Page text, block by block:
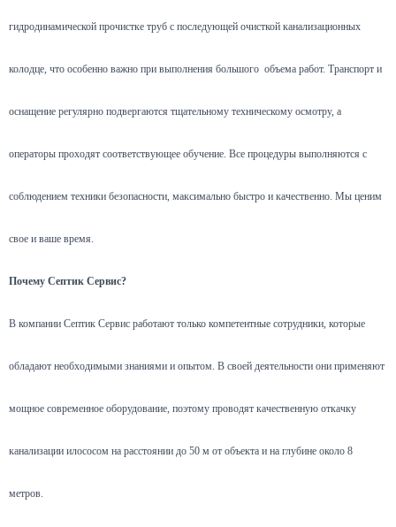
гидродинамической прочистке труб с последующей очисткой канализационных
колодце, что особенно важно при выполнения большого объема работ. Транспорт и
оснащение регулярно подвергаются тщательному техническому осмотру, а
операторы проходят соответствующее обучение. Все процедуры выполняются с
соблюдением техники безопасности, максимально быстро и качественно. Мы ценим
свое и ваше время.
Почему Септик Сервис?
В компании Септик Сервис работают только компетентные сотрудники, которые
обладают необходимыми знаниями и опытом. В своей деятельности они применяют
мощное современное оборудование, поэтому проводят качественную откачку
канализации илососом на расстоянии до 50 м от объекта и на глубине около 8
метров.